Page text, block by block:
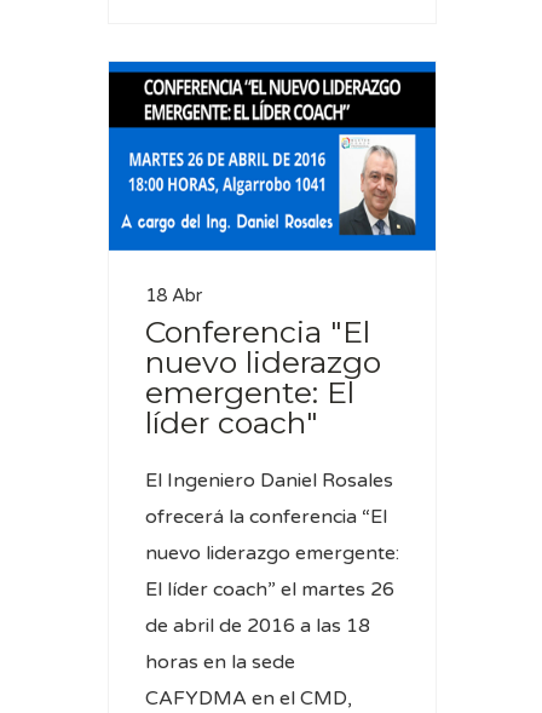
18 Abr
Conferencia "El
nuevo liderazgo
emergente: El
líder coach"
El Ingeniero Daniel Rosales
ofrecerá la conferencia “El
nuevo liderazgo emergente:
El líder coach” el martes 26
de abril de 2016 a las 18
horas en la sede
CAFYDMA en el CMD,